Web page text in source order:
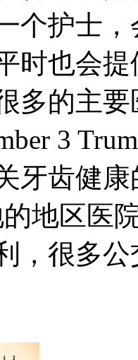
个护士
时也会
多的主要
3
牙齿健康
地区医
，很多